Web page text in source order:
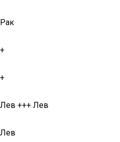
Рак
+
+
Лев +++ Лев
Лев